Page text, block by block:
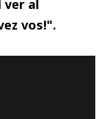
al
vos!".